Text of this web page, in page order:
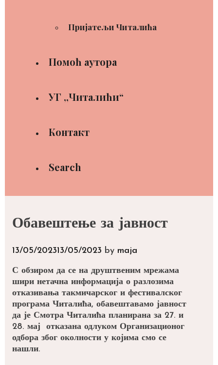
Пријатељи Читалића
Помоћ аутора
УГ ,,Читалићи“
Контакт
Search
Обавештење за јавност
13/05/202313/05/2023 by maja
С обзиром да се на друштвеним мрежама
шири нетачна информација о разлозима
отказивања такмичарског и фестивалског
програма Читалића, обавештавамо јавност
да је Смотра Читалића планирана за 27. и
28. мај отказана одлуком Организационог
одбора због околности у којима смо се
нашли.